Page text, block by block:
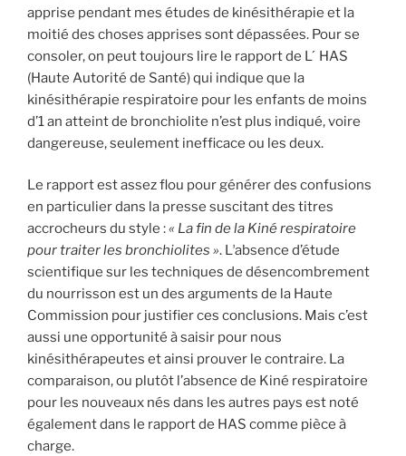
apprise pendant mes études de kinésithérapie et la
moitié des choses apprises sont dépassées. Pour se
consoler, on peut toujours lire le rapport de L ́ HAS
(Haute Autorité de Santé) qui indique que la
kinésithérapie respiratoire pour les enfants de moins
d’1 an atteint de bronchiolite n’est plus indiqué, voire
dangereuse, seulement inefficace ou les deux.
Le rapport est assez flou pour générer des confusions
en particulier dans la presse suscitant des titres
accrocheurs du style :« La fin de la Kiné respiratoire
pour traiter les bronchiolites ». Lʼabsence d’étude
scientifique sur les techniques de désencombrement
du nourrisson est un des arguments de la Haute
Commission pour justifier ces conclusions. Mais c’est
aussi une opportunité à saisir pour nous
kinésithérapeutes et ainsi prouver le contraire. La
comparaison, ou plutôt l’absence de Kiné respiratoire
pour les nouveaux nés dans les autres pays est noté
également dans le rapport de HAS comme pièce à
charge.